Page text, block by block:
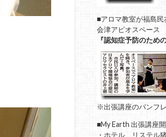
■アロマ教室が福島民
会津アピオスペース
『認知症予防のため
※出張講座のパンフ
■My Earth 出張講座
・ホテル リステル